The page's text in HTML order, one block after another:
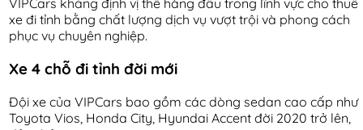
VIPCars khẳng định vị thế hàng đầu trong lĩnh vực cho thuê
xe đi tỉnh bằng chất lượng dịch vụ vượt trội và phong cách
phục vụ chuyên nghiệp.
Xe 4 chỗ đi tỉnh đời mới
Đội xe của VIPCars bao gồm các dòng sedan cao cấp như
Toyota Vios, Honda City, Hyundai Accent đời 2020 trở lên,